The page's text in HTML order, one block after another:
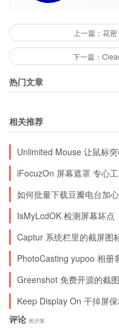
注意：退出时软件不
下载(20KB): boxstr |
skydrive | brsbox
p.s. 另外，作者提供
间，100G 流量，支
板，捆绑域名不限，
费。。。下面是申请
http://
p.s. 有没有可以在捕
上一篇：花
下一篇：
热门文章
相关推荐
Unlimited Mouse 让鼠标
iFocuzOn 屏幕遮罩 专心
如何批量下载豆瓣电台加
IsMyLcdOK 检测屏幕坏点
Captur 系统栏里的截屏图
PhotoCasting yupoo 相册
Greenshot 免费开源的截
Keep Display On 干掉屏
评论 抢沙发